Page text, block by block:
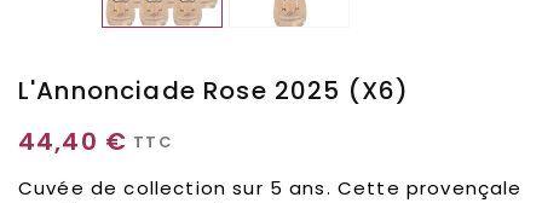
L'Annonciade Rose 2025 (x6)
44,40 € TTC
Cuvée de collection sur 5 ans. Cette provençale